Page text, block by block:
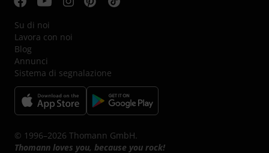
Su di noi
Lavora con noi
Blog
Annunci
Sistema di segnalazione
© 1996–2026 Thomann GmbH.
Thomann loves you, because you rock!